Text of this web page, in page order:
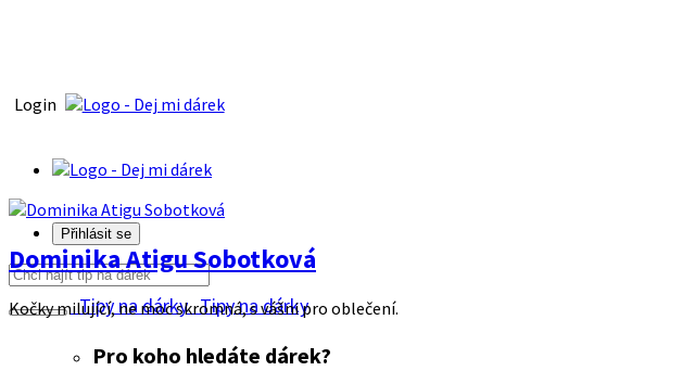
Login
Přihlásit se
Tipy na dárkyTipy na dárky
Pro koho hledáte dárek?
Dominika Atigu Sobotková
Kočky milující, ne moc skromná, s vášni pro oblečení.